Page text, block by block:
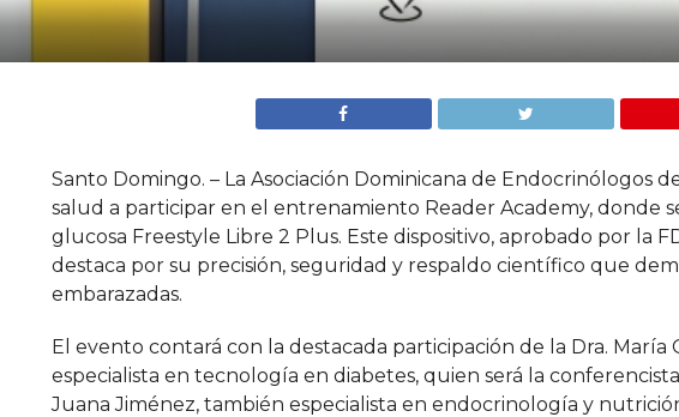
Santo Domingo. – La Asociación Dominicana de Endocrinólogos
salud a participar en el entrenamiento Reader Academy, donde
glucosa Freestyle Libre 2 Plus. Este dispositivo, aprobado por la
destaca por su precisión, seguridad y respaldo científico que
embarazadas.
El evento contará con la destacada participación de la Dra.
especialista en tecnología en diabetes, quien será la
Juana Jiménez, también especialista en endocrinología y